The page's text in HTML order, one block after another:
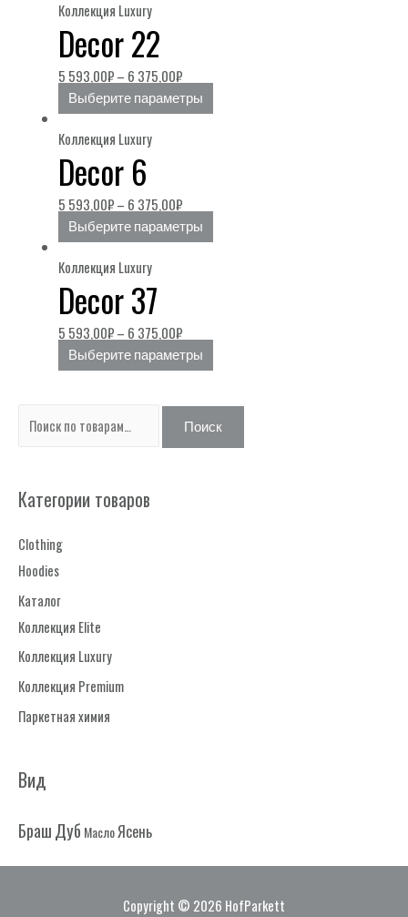
Коллекция Luxury
Decor 22
5 593,00₽– 6 375,00₽
Выберите параметры
Коллекция Luxury
Decor 6
5 593,00₽– 6 375,00₽
Выберите параметры
Коллекция Luxury
Decor 37
5 593,00₽– 6 375,00₽
Выберите параметры
а
ь
:
Поиск
Категории товаров
Clothing
Hoodies
Каталог
Коллекция Elite
Коллекция Luxury
Коллекция Premium
Паркетная химия
Вид
Браш Дуб МаслоЯсень
Copyright © 2026 HofParkett